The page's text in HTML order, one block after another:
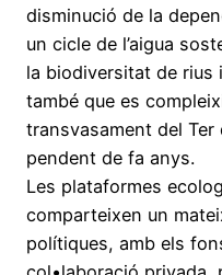
disminució de la
un cicle de l’aigua
la biodiversitat de rius
també que es
transvasament del
pendent de fa anys.
Les plataformes
comparteixen un
polítiques, amb els